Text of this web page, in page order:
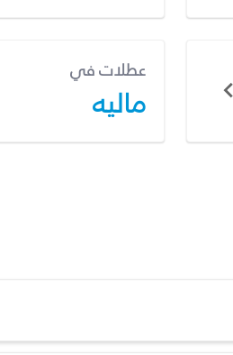
عطلات في
ماليه